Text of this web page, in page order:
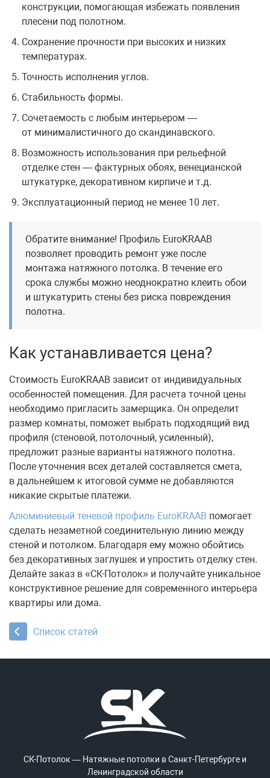
конструкции, помогающая избежать появления
плесени под полотном.
Сохранение прочности при высоких и низких
температурах.
Точность исполнения углов.
Стабильность формы.
Сочетаемость с любым интерьером —
от минималистичного до скандинавского.
Возможность использования при рельефной
отделке стен — фактурных обоях, венецианской
штукатурке, декоративном кирпиче и т.д.
Эксплуатационный период не менее 10 лет.
Обратите внимание! Профиль EuroKRAAB
позволяет проводить ремонт уже после
монтажа натяжного потолка. В течение его
срока службы можно неоднократно клеить обои
и штукатурить стены без риска повреждения
полотна.
Как устанавливается цена?
Стоимость EuroKRAAB зависит от индивидуальных
особенностей помещения. Для расчета точной цены
необходимо пригласить замерщика. Он определит
размер комнаты, поможет выбрать подходящий вид
профиля (стеновой, потолочный, усиленный),
предложит разные варианты натяжного полотна.
После уточнения всех деталей составляется смета,
в дальнейшем к итоговой сумме не добавляются
никакие скрытые платежи.
Алюминиевый теневой профиль EuroKRAAB помогает
сделать незаметной соединительную линию между
стеной и потолком. Благодаря ему можно обойтись
без декоративных заглушек и упростить отделку стен.
Делайте заказ в «СК-Потолок» и получайте уникальное
конструктивное решение для современного интерьера
квартиры или дома.
Список статей
СК-Потолок — Натяжные потолки в Санкт-Петербурге и
Ленинградской области